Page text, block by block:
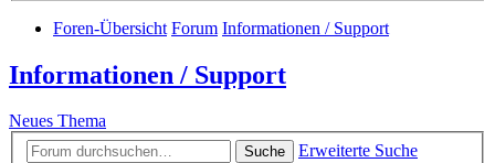
Foren-Übersicht Forum Informationen / Support
Informationen / Support
Neues Thema
Suche
Erweiterte Suche